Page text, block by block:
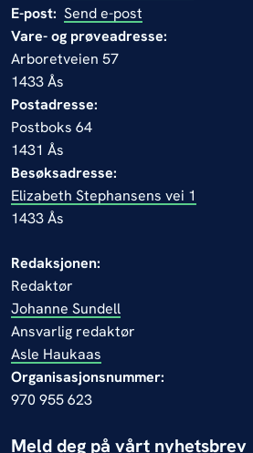
E-post: Send e-post
Vare- og prøveadresse:
Arboretveien 57
1433 Ås
Postadresse:
Postboks 64
1431 Ås
Besøksadresse:
Elizabeth Stephansens vei 1
1433 Ås
Redaksjonen:
Redaktør
Johanne Sundell
Ansvarlig redaktør
Asle Haukaas
Organisasjonsnummer:
970 955 623
Meld deg på vårt nyhetsbrev